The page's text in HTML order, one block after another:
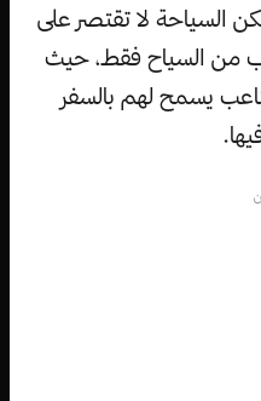
السياحة لا تقتصر على
من السياح فقط، حيث
يسمح لهم بالسفر